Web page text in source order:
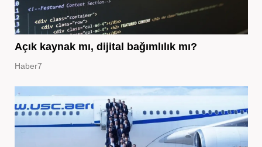
Açık kaynak mı, dijital bağımlılık mı?
Haber7